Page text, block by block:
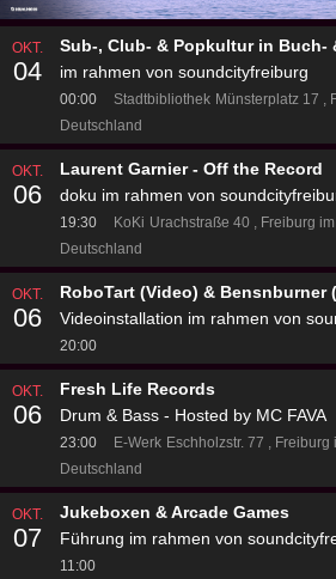
OKT.
04
Sub-, Club- & Popkultur in Buch-
im rahmen von soundcityfreiburg
00:00 Stadtbibliothek Münsterplatz 17
Deutschland
OKT.
06
Laurent Garnier - Off the Record
doku im rahmen von
19:30 KoKi Urachstraße 40
Freiburg
Deutschland
OKT.
06
RoboTart (Video) & Bensnburner
Videoinstallation im rahmen von
20:00
OKT.
06
Fresh Life Records
Drum & Bass - Hosted by MC FAVA
23:00 E-Werk Eschholzstr. 77
Freiburg
Deutschland
OKT.
07
Jukeboxen & Arcade Games
Führung im rahmen von
11:00